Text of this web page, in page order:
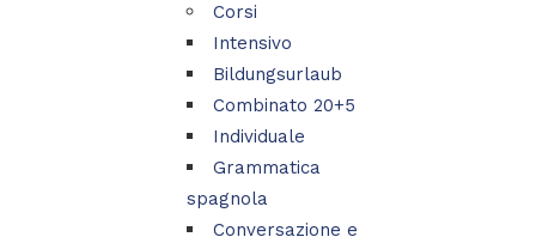
Corsi
Intensivo
Bildungsurlaub
Combinato 20+5
Individuale
Grammatica
spagnola
Conversazione e